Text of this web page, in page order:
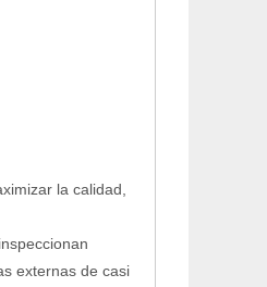
la calidad,
externas de casi